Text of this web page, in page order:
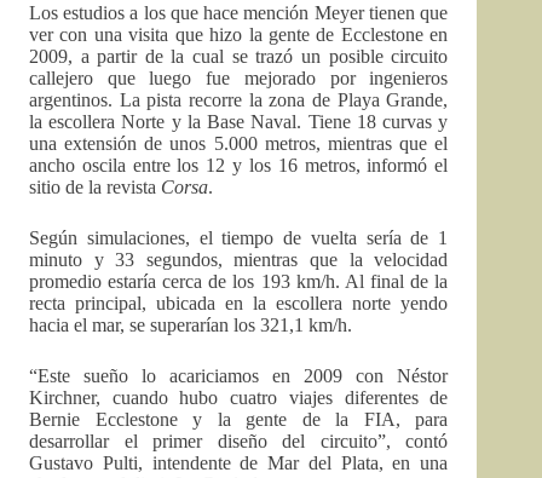
Los estudios a los que hace mención Meyer tienen que
ver con una visita que hizo la gente de Ecclestone en
2009, a partir de la cual se trazó un posible circuito
callejero que luego fue mejorado por ingenieros
argentinos. La pista recorre la zona de Playa Grande,
la escollera Norte y la Base Naval. Tiene 18 curvas y
una extensión de unos 5.000 metros, mientras que el
ancho oscila entre los 12 y los 16 metros, informó el
sitio de la revista Corsa.
Según simulaciones, el tiempo de vuelta sería de 1
minuto y 33 segundos, mientras que la velocidad
promedio estaría cerca de los 193 km/h. Al final de la
recta principal, ubicada en la escollera norte yendo
hacia el mar, se superarían los 321,1 km/h.
“Este sueño lo acariciamos en 2009 con Néstor
Kirchner, cuando hubo cuatro viajes diferentes de
Bernie Ecclestone y la gente de la FIA, para
desarrollar el primer diseño del circuito”, contó
Gustavo Pulti, intendente de Mar del Plata, en una